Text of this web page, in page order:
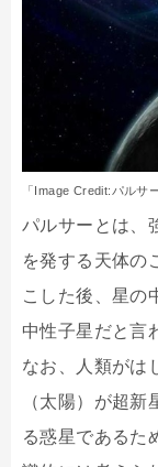
「Image Credit:パルサ
パルサーとは、
を発する天体の
こした後、星の
中性子星だと言
なお、人類がは
（太陽）が超
る惑星であるた